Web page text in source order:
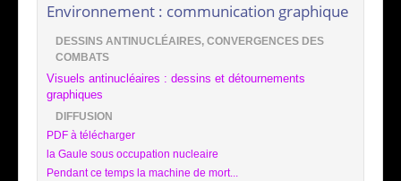
Environnement : communication graphique
DESSINS ANTINUCLÉAIRES, CONVERGENCES DES
COMBATS
Visuels antinucléaires : dessins et détournements
graphiques
DIFFUSION
PDF à télécharger
la Gaule sous occupation nucleaire
Pendant ce temps la machine de mort...